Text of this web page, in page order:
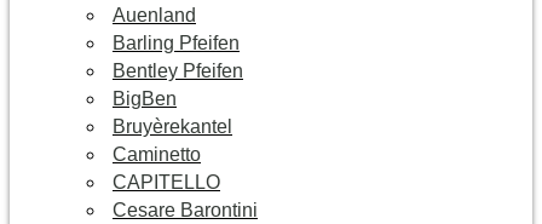
Auenland
Barling Pfeifen
Bentley Pfeifen
BigBen
Bruyèrekantel
Caminetto
CAPITELLO
Cesare Barontini